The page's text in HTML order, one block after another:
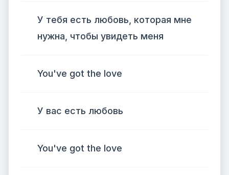
У тебя есть любовь, которая мне
нужна, чтобы увидеть меня
You've got the love
У вас есть любовь
You've got the love